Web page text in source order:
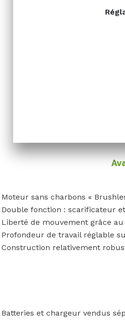
Moteur sans charbons «
Double fonction : scarificateur
Liberté de mouvement grâce
Profondeur de travail réglable
Construction relativement
Batteries et chargeur vendus